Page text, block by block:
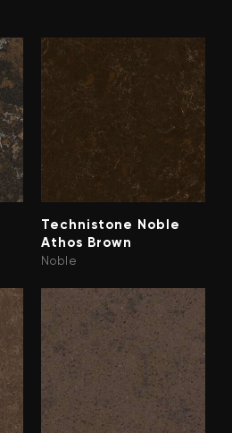
Technistone Noble
Athos Brown
Noble